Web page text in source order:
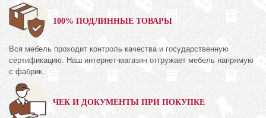
100% ПОДЛИННЫЕ ТОВАРЫ
Вся мебель проходит контроль качества и государственную
сертификацию. Наш интернет-магазин отгружает мебель напрямую
с фабрик.
ЧЕК И ДОКУМЕНТЫ ПРИ ПОКУПКЕ